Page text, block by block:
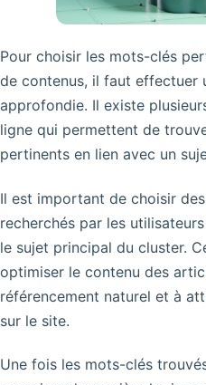
Pour choisir les mots-clés
de contenus, il faut effectuer
approfondie. Il existe
ligne qui permettent de
pertinents en lien avec un
Il est important de choisir
recherchés par les
le sujet principal du cluster.
optimiser le contenu des
référencement naturel et à
sur le site.
Une fois les mots-clés